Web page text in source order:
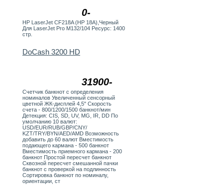
0-
HP LaserJet CF218A (HP 18A),Черный
Для LaserJet Pro M132/104 Ресурс: 1400
стр.
31900-
DoCash 3200 HD
Счетчик банкнот с определения
номиналов Увеличенный сенсорный
цветной ЖК-дисплей 4,5" Скорость
счета - 800/1200/1500 банкнот/мин
Детекция: СIS, SD, UV, MG, IR, DD По
умолчанию 10 валют:
USD/EUR/RUB/GBP/CNY/
KZT/TRY/BYN/AED/AMD Возможность
добавить до 60 валют Вместимость
подающего кармана - 500 банкнот
Вместимость приемного кармана - 200
банкнот Простой пересчет банкнот
Сквозной пересчет смешанной пачки
банкнот с проверкой на подлинность
Сортировка банкнот по номиналу,
ориентации, ст